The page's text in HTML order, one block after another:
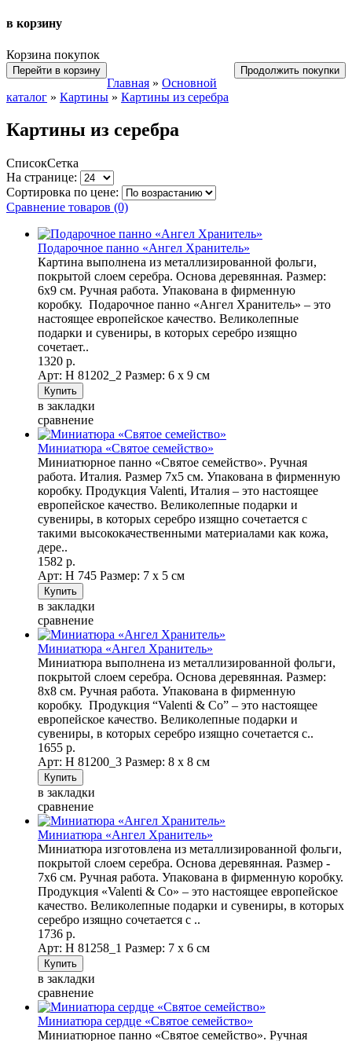
в корзину
Корзина покупок
Перейти в корзину Продолжить покупки
Главная » Основной
каталог » Картины » Картины из серебра
Картины из серебра
СписокСетка
На странице:
Сортировка по цене:
Сравнение товаров (0)
Подарочное панно «Ангел Хранитель»
Картина выполнена из металлизированной фольги,
покрытой слоем серебра. Основа деревянная. Размер:
6х9 см. Ручная работа. Упакована в фирменную
коробку. Подарочное панно «Ангел Хранитель» – это
настоящее европейское качество. Великолепные
подарки и сувениры, в которых серебро изящно
сочетает..
1320 р.
Арт: Н 81202_2 Размер: 6 х 9 см
в закладки
сравнение
Миниатюра «Святое семейство»
Миниатюрное панно «Святое семейство». Ручная
работа. Италия. Размер 7х5 см. Упакована в фирменную
коробку. Продукция Valenti, Италия – это настоящее
европейское качество. Великолепные подарки и
сувениры, в которых серебро изящно сочетается с
такими высококачественными материалами как кожа,
дере..
1582 р.
Арт: Н 745 Размер: 7 х 5 см
в закладки
сравнение
Миниатюра «Ангел Хранитель»
Миниатюра выполнена из металлизированной фольги,
покрытой слоем серебра. Основа деревянная. Размер:
8х8 см. Ручная работа. Упакована в фирменную
коробку. Продукция “Valenti & Co” – это настоящее
европейское качество. Великолепные подарки и
сувениры, в которых серебро изящно сочетается с..
1655 р.
Арт: Н 81200_3 Размер: 8 х 8 см
в закладки
сравнение
Миниатюра «Ангел Хранитель»
Миниатюра изготовлена из металлизированной фольги,
покрытой слоем серебра. Основа деревянная. Размер -
7х6 см. Ручная работа. Упакована в фирменную коробку.
Продукция «Valenti & Co» – это настоящее европейское
качество. Великолепные подарки и сувениры, в которых
серебро изящно сочетается с ..
1736 р.
Арт: Н 81258_1 Размер: 7 х 6 см
в закладки
сравнение
Миниатюра сердце «Святое семейство»
Миниатюрное панно «Святое семейство». Ручная